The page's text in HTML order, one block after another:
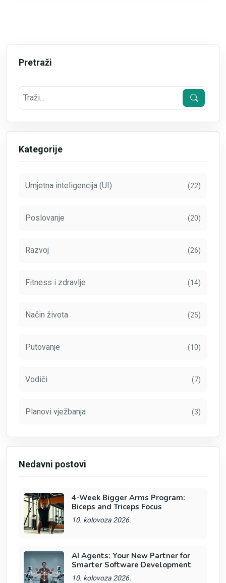
Pretraži
Kategorije
Umjetna inteligencija (UI) (22)
Poslovanje (20)
Razvoj (26)
Fitness i zdravlje (14)
Način života (25)
Putovanje (10)
Vodiči (7)
Planovi vježbanja (3)
Nedavni postovi
4-Week Bigger Arms Program:
Biceps and Triceps Focus
10. kolovoza 2026.
AI Agents: Your New Partner for
Smarter Software Development
10. kolovoza 2026.